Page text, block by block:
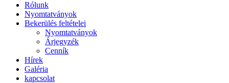
Rólunk
Nyomtatványok
Bekerülés feltételei
Nyomtatványok
Árjegyzék
Cenník
Hírek
Galéria
kapcsolat